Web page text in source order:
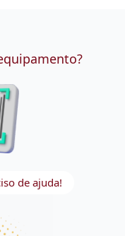
de ajuda!